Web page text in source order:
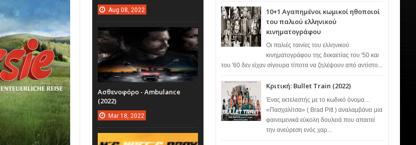
10+1 Αγαπημένοι κωμικοί ηθοποιοί
του παλιού ελληνικού
κινηματογράφου
Οι παλιές ταινίες του ελληνικού
κινηματογράφου της δεκαετίας του '50 και
του '60 δεν είχαν σίγουρα τίποτα να ζηλέψουν από αντίστο...
Κριτική: Bullet Train (2022)
Ένας εκτελεστής με το κωδικό όνομα…
«Πασχαλίτσα» ( Brad Pitt ) αναλαμβάνει μια
φαινομενικά εύκολη δουλειά που απαιτεί
την ανεύρεση ενός χαρ...
Aug 08, 2022
Ασθενοφόρο - Ambulance
(2022)
Mar 18, 2022